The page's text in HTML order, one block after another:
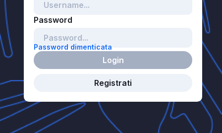
Password dimenticata
Login
Registrati